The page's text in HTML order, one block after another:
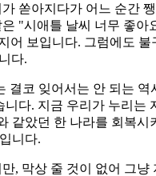
쏟아지다가 어느 순간
"시애틀 날씨 너무 좋
보입니다. 그럼에도
다.
결코 잊어서는 안 되는
다. 지금 우리가 누리는
았던 한 나라를 회복
니다.
, 막상 줄 것이 없어 그